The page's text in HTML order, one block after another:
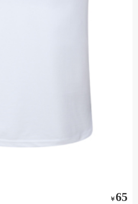
￥65